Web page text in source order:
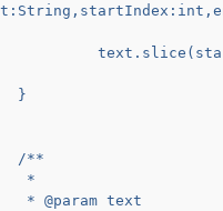
		}
		/**
		 *
		 * @param text